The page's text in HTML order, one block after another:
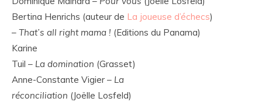
Bertina Henrichs (auteur de La joueuse d’échecs)
– That’s all right mama ! (Editions du Panama)
Karine
Tuil – La domination (Grasset)
Anne-Constante Vigier – La
réconciliation (Joëlle Losfeld)